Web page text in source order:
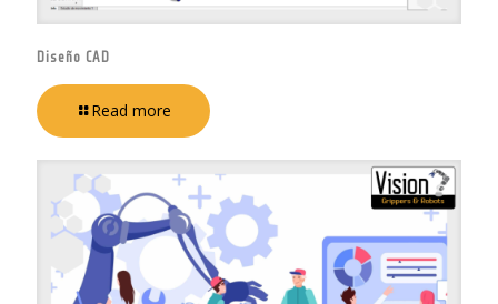
Diseño CAD
Read more